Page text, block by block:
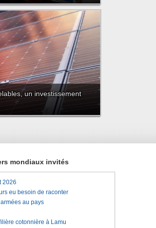
un investissement
mondiaux invités
2026
eu besoin de raconter
au pays
cotonnière à Lamu